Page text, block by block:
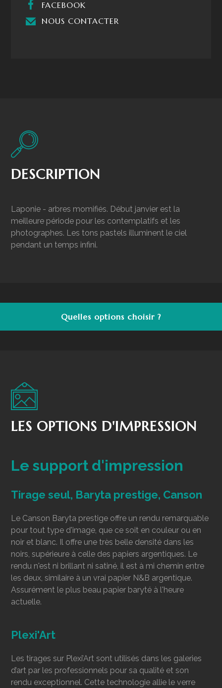
FACEBOOK
NOUS CONTACTER
DESCRIPTION
Laponie - arbres momifiés. Début janvier est la
meilleure période pour les contemplatifs et les
photographes. Les tons pastels illuminent le ciel
pendant un temps infini.
Quelles options choisir ?
LES OPTIONS D'IMPRESSION
Le support d'impression
Tirage seul, Baryta prestige, Canson
Le Canson Baryta prestige offre un rendu remarquable
pour tout type d'image, que ce soit en couleur ou en
noir et blanc. Il offre une très belle densité dans les
noirs, supérieure à celle des papiers argentiques. Le
rendu n'est ni brillant ni satiné, il est à mi chemin entre
les deux, similaire à un vrai papier N&B argentique.
Assurément le plus beau papier baryté à l'heure
actuelle.
Plexi'Art
Les tirages sur Plexi’Art sont utilisés dans les galeries
d’art par les professionnels pour sa qualité et son
rendu exceptionnel. Cette technologie allie le verre